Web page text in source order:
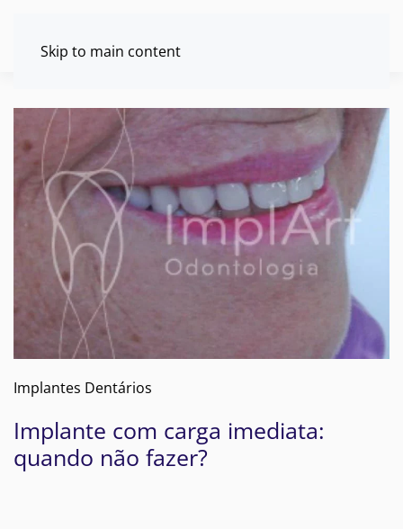
Skip to main content
Implantes Dentários
Implante com carga imediata:
quando não fazer?